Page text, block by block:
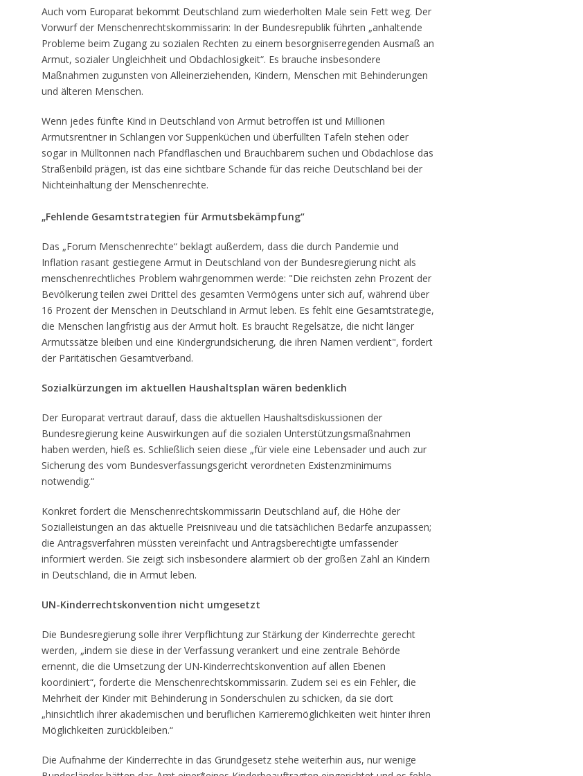
Auch vom Europarat bekommt Deutschland zum wiederholten Male sein Fett weg. Der
Vorwurf der Menschenrechtskommissarin: In der Bundesrepublik führten „anhaltende
Probleme beim Zugang zu sozialen Rechten zu einem besorgniserregenden Ausmaß an
Armut, sozialer Ungleichheit und Obdachlosigkeit“. Es brauche insbesondere
Maßnahmen zugunsten von Alleinerziehenden, Kindern, Menschen mit Behinderungen
und älteren Menschen.
Wenn jedes fünfte Kind in Deutschland von Armut betroffen ist und Millionen
Armutsrentner in Schlangen vor Suppenküchen und überfüllten Tafeln stehen oder
sogar in Mülltonnen nach Pfandflaschen und Brauchbarem suchen und Obdachlose das
Straßenbild prägen, ist das eine sichtbare Schande für das reiche Deutschland bei der
Nichteinhaltung der Menschenrechte.
„Fehlende Gesamtstrategien für Armutsbekämpfung“
Das „Forum Menschenrechte“ beklagt außerdem, dass die durch Pandemie und
Inflation rasant gestiegene Armut in Deutschland von der Bundesregierung nicht als
menschenrechtliches Problem wahrgenommen werde: "Die reichsten zehn Prozent der
Bevölkerung teilen zwei Drittel des gesamten Vermögens unter sich auf, während über
16 Prozent der Menschen in Deutschland in Armut leben. Es fehlt eine Gesamtstrategie,
die Menschen langfristig aus der Armut holt. Es braucht Regelsätze, die nicht länger
Armutssätze bleiben und eine Kindergrundsicherung, die ihren Namen verdient", fordert
der Paritätischen Gesamtverband.
Sozialkürzungen im aktuellen Haushaltsplan wären bedenklich
Der Europarat vertraut darauf, dass die aktuellen Haushaltsdiskussionen der
Bundesregierung keine Auswirkungen auf die sozialen Unterstützungsmaßnahmen
haben werden, hieß es. Schließlich seien diese „für viele eine Lebensader und auch zur
Sicherung des vom Bundesverfassungsgericht verordneten Existenzminimums
notwendig.“
Konkret fordert die Menschenrechtskommissarin Deutschland auf, die Höhe der
Sozialleistungen an das aktuelle Preisniveau und die tatsächlichen Bedarfe anzupassen;
die Antragsverfahren müssten vereinfacht und Antragsberechtigte umfassender
informiert werden. Sie zeigt sich insbesondere alarmiert ob der großen Zahl an Kindern
in Deutschland, die in Armut leben.
UN-Kinderrechtskonvention nicht umgesetzt
Die Bundesregierung solle ihrer Verpflichtung zur Stärkung der Kinderrechte gerecht
werden, „indem sie diese in der Verfassung verankert und eine zentrale Behörde
ernennt, die die Umsetzung der UN-Kinderrechtskonvention auf allen Ebenen
koordiniert“, forderte die Menschenrechtskommissarin. Zudem sei es ein Fehler, die
Mehrheit der Kinder mit Behinderung in Sonderschulen zu schicken, da sie dort
„hinsichtlich ihrer akademischen und beruflichen Karrieremöglichkeiten weit hinter ihren
Möglichkeiten zurückbleiben.“
Die Aufnahme der Kinderrechte in das Grundgesetz stehe weiterhin aus, nur wenige